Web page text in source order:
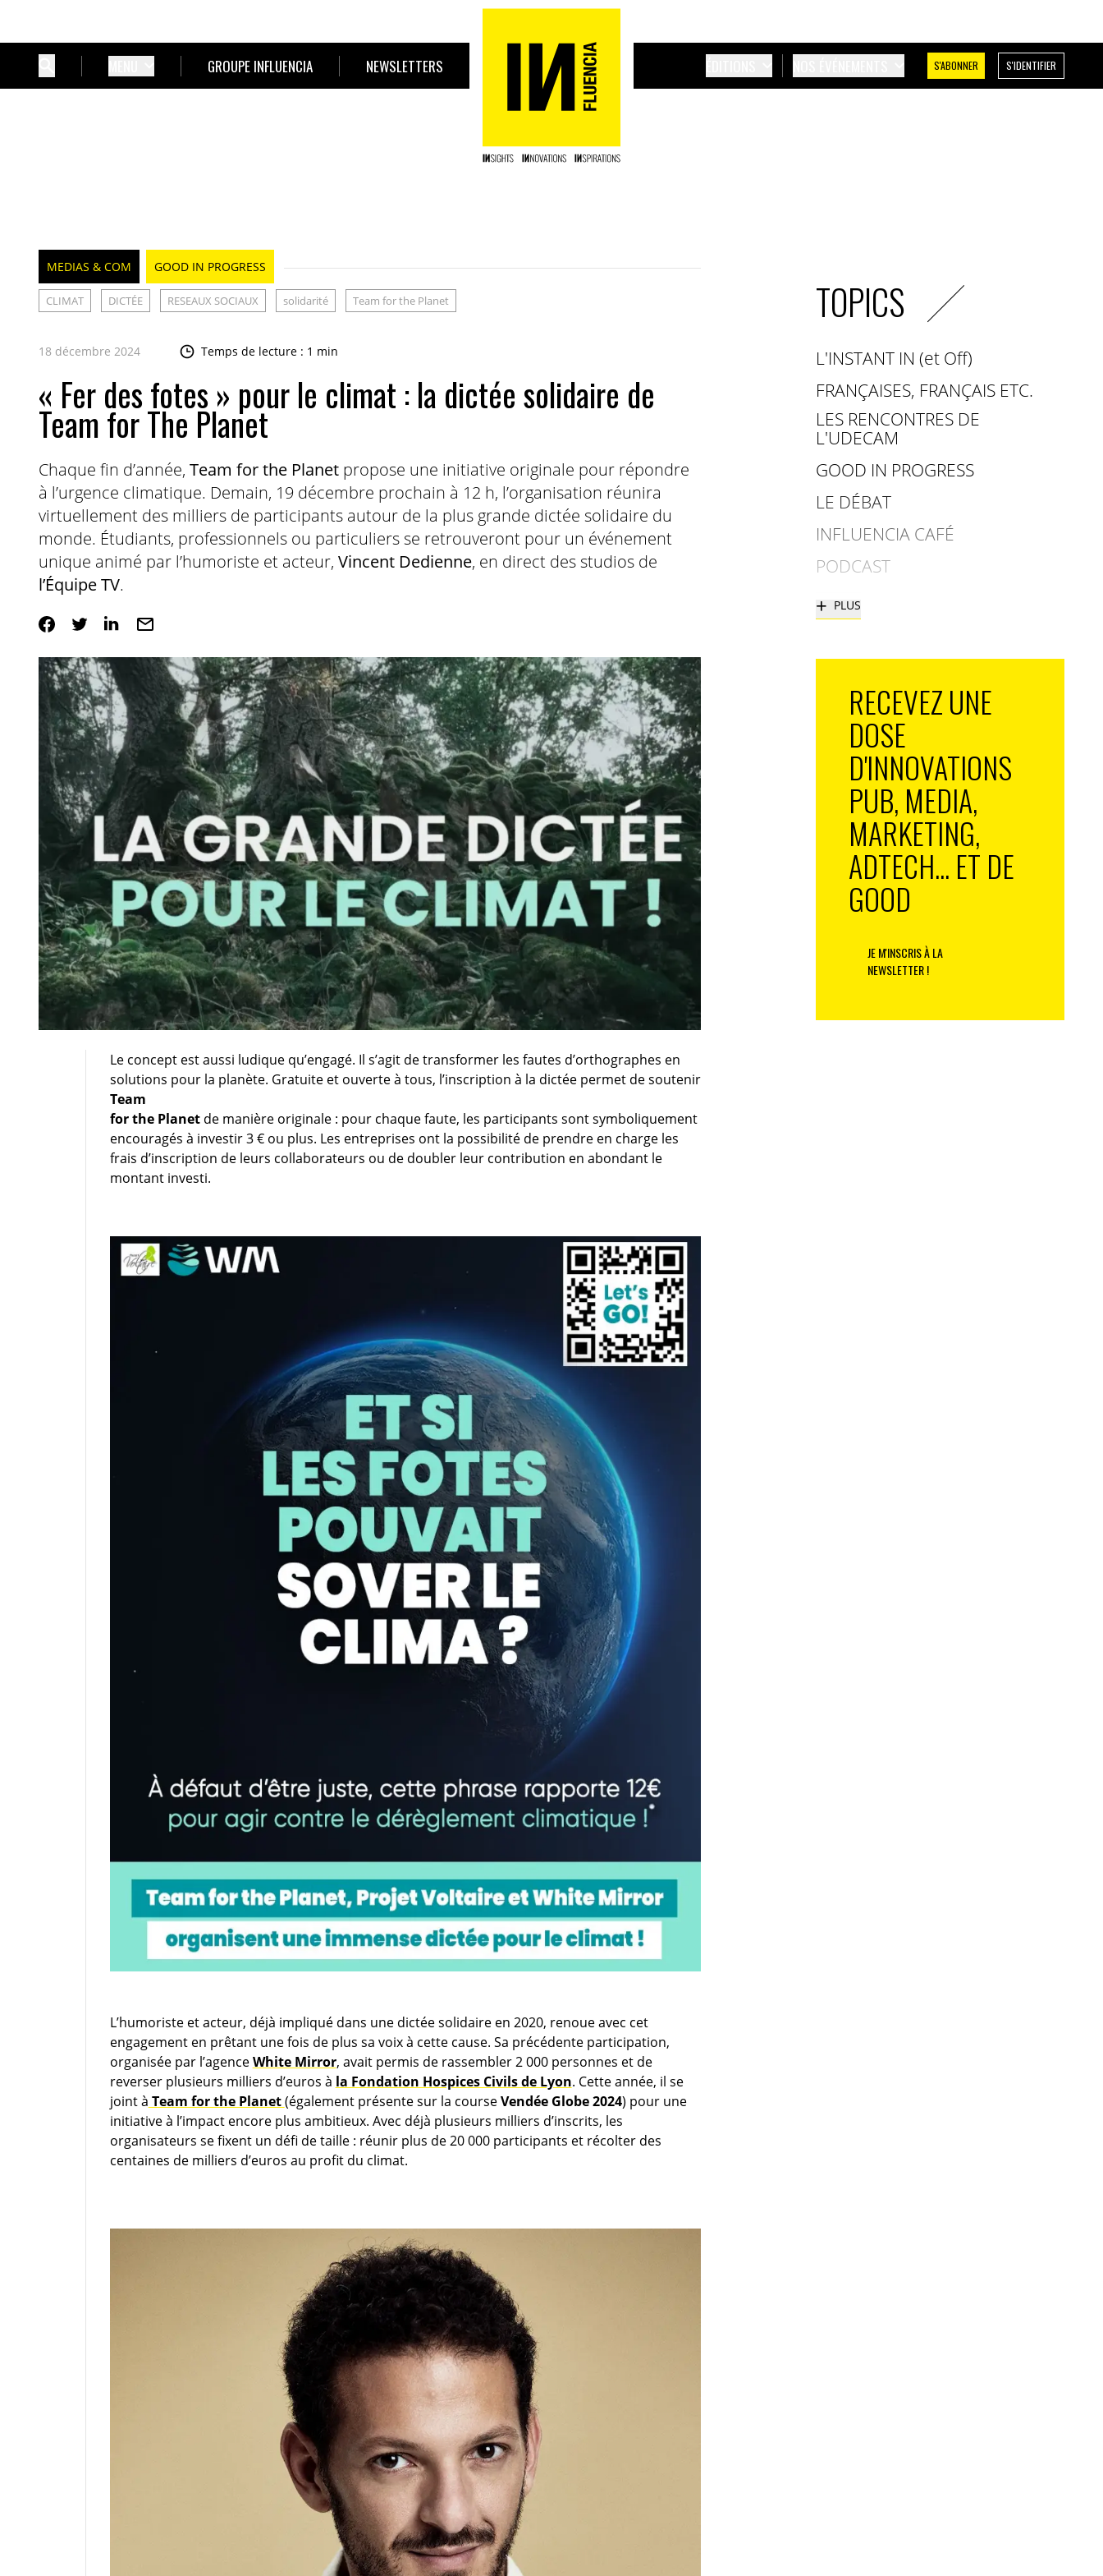
GROUPE INFLUENCIA NEWSLETTERS S'ABONNER S'IDENTIFIER
MEDIAS & COM GOOD IN PROGRESS
CLIMAT DICTÉE RESEAUX SOCIAUX solidarité Team for the Planet
18 décembre 2024 Temps de lecture : 1 min
« Fer des fotes » pour le climat : la dictée solidaire de
Team for The Planet
Chaque fin d’année, Team for the Planetpropose une initiative originale pour répondre
à l’urgence climatique. Demain, 19 décembre prochain à 12 h, l’organisation réunira
virtuellement des milliers de participants autour de la plus grande dictée solidaire du
monde. Étudiants, professionnels ou particuliers se retrouveront pour un événement
unique animé par l’humoriste et acteur, Vincent Dedienne, en direct des studios de
l’Équipe TV.
Le concept est aussi ludique qu’engagé. Il s’agit de transformer les fautes d’orthographes en
solutions pour la planète. Gratuite et ouverte à tous, l’inscription à la dictée permet de soutenir
Team
for the Planet de manière originale : pour chaque faute, les participants sont symboliquement
encouragés à investir 3 € ou plus. Les entreprises ont la possibilité de prendre en charge les
frais d’inscription de leurs collaborateurs ou de doubler leur contribution en abondant le
montant investi.
L’humoriste et acteur, déjà impliqué dans une dictée solidaire en 2020, renoue avec cet
engagement en prêtant une fois de plus sa voix à cette cause. Sa précédente participation,
organisée par l’agenceWhite Mirror, avait permis de rassembler 2 000 personnes et de
reverser plusieurs milliers d’euros à la Fondation Hospices Civils de Lyon. Cette année, il se
joint à Team for the Planet(également présente sur la courseVendée Globe 2024) pour une
initiative à l’impact encore plus ambitieux. Avec déjà plusieurs milliers d’inscrits, les
organisateurs se fixent un défi de taille : réunir plus de 20 000 participants et récolter des
centaines de milliers d’euros au profit du climat.
TOPICS
L'INSTANT IN (et Off)
FRANÇAISES, FRANÇAIS ETC.
LES RENCONTRES DE
L'UDECAM
GOOD IN PROGRESS
LE DÉBAT
INFLUENCIA CAFÉ
PODCAST
+ PLUS
RECEVEZ UNE
DOSE
D'INNOVATIONS
PUB, MEDIA,
MARKETING,
ADTECH... ET DE
GOOD
JE M'INSCRIS À LA
NEWSLETTER !